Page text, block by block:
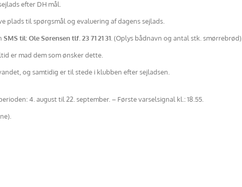
efter DH mål.
plads til spørgsmål og evaluering af dagens sejlads.
SMS til: Ole Sørensen tlf. 23 71 21 31 . (Oplys bådnavn og antal stk. smørrebrød).
er mad dem som ønsker dette.
og samtidig er til stede i klubben efter sejladsen.
4. august til 22. september. – Første varselsignal kl.: 18.55.